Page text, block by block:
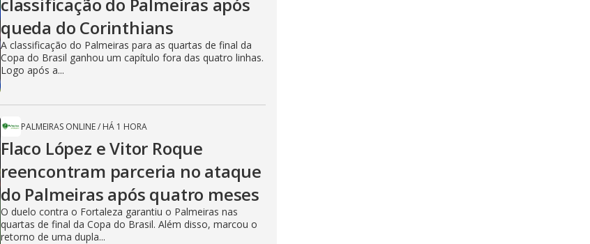
queda do Corinthians
A classificação do Palmeiras para as quartas de final da
Copa do Brasil ganhou um capítulo fora das quatro linhas.
Logo após a...
PALMEIRAS ONLINE/ HÁ 1 HORA
Flaco López e Vitor Roque
reencontram parceria no ataque
do Palmeiras após quatro meses
O duelo contra o Fortaleza garantiu o Palmeiras nas
quartas de final da Copa do Brasil. Além disso, marcou o
retorno de uma dupla...